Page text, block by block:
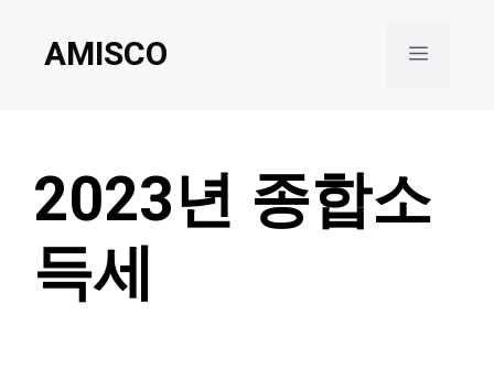
AMISCO Menu
2023년 종합소
득세